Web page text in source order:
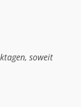
soweit